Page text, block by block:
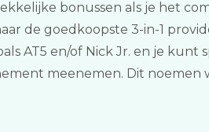
bonussen als je het
de goedkoopste 3-in-1
AT5 en/of Nick Jr. en je
meenemen. Dit noemen